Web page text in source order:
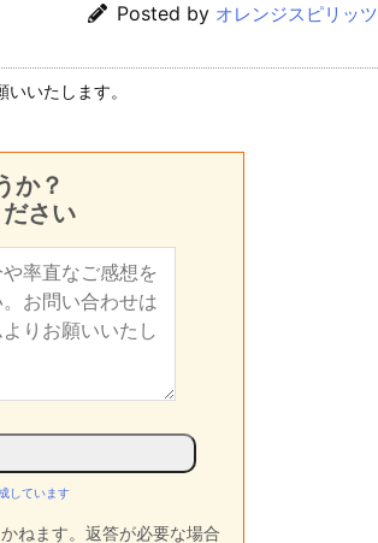
Posted by オレンジスピリッツ
いいたします。
か？
さい
しています
ねます。返答が必要な場合